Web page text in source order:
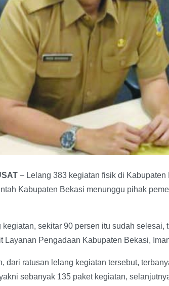
– Lelang 383 kegiatan fisik di
Kabupaten Bekasi menunggu pihak
kegiatan, sekitar 90 persen itu sudah
Layanan Pengadaan Kabupaten Bekasi,
dari ratusan lelang kegiatan tersebut,
sebanyak 135 paket kegiatan,